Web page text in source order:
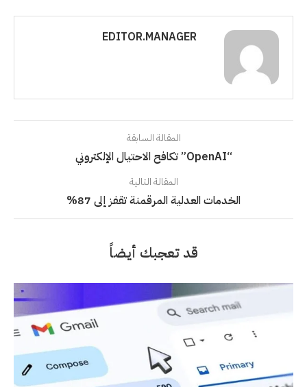
EDITOR.MANAGER
المقالة السابقة
“OpenAI” تكافح الاحتيال الإلكتروني
المقالة التالية
الخدمات العدلية المرقمنة تقفز إلى 87%
قد تعجبك أيضاً